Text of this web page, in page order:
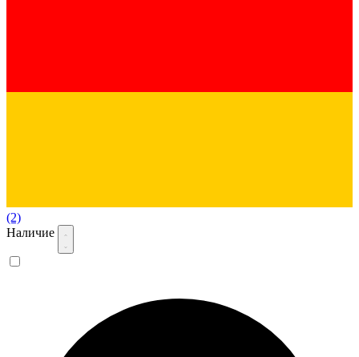
(2)
Наличие